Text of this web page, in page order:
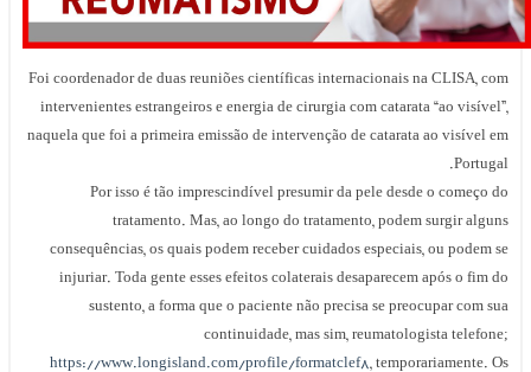
Foi coordenador de duas reuniões científicas internacionais na CLISA, com
intervenientes estrangeiros e energia de cirurgia com catarata “ao visível”,
naquela que foi a primeira emissão de intervenção de catarata ao visível em
Portugal.
Por isso é tão imprescindível presumir da pele desde o começo do
tratamento. Mas, ao longo do tratamento, podem surgir alguns
consequências, os quais podem receber cuidados especiais, ou podem se
injuriar. Toda gente esses efeitos colaterais desaparecem após o fim do
sustento, a forma que o paciente não precisa se preocupar com sua
continuidade, mas sim, reumatologista telefone;
https://www.longisland.com/profile/formatclef8, temporariamente. Os